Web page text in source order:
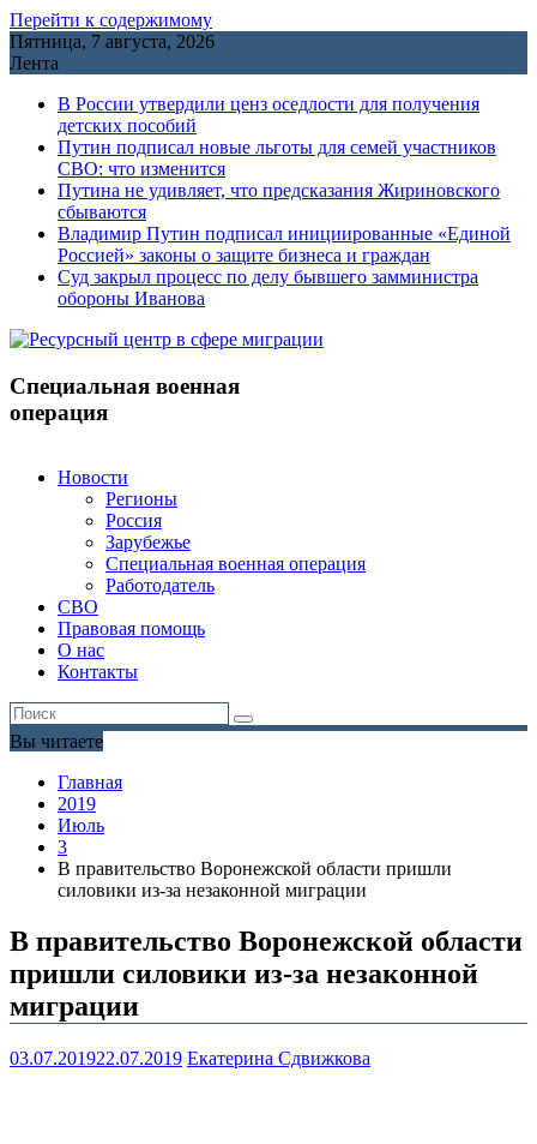
Перейти к содержимому
Пятница, 7 августа, 2026
Лента
В России утвердили ценз оседлости для получения
детских пособий
Путин подписал новые льготы для семей участников
СВО: что изменится
Путина не удивляет, что предсказания Жириновского
сбываются
Владимир Путин подписал инициированные «Единой
Россией» законы о защите бизнеса и граждан
Cуд закрыл процесс по делу бывшего замминистра
обороны Иванова
Специальная военная
операция
Новости
Регионы
Россия
Зарубежье
Специальная военная операция
Работодатель
СВО
Правовая помощь
О нас
Контакты
Вы читаете
Главная
2019
Июль
3
В правительство Воронежской области пришли
силовики из-за незаконной миграции
В правительство Воронежской области
пришли силовики из-за незаконной
миграции
03.07.201922.07.2019 Екатерина Сдвижкова